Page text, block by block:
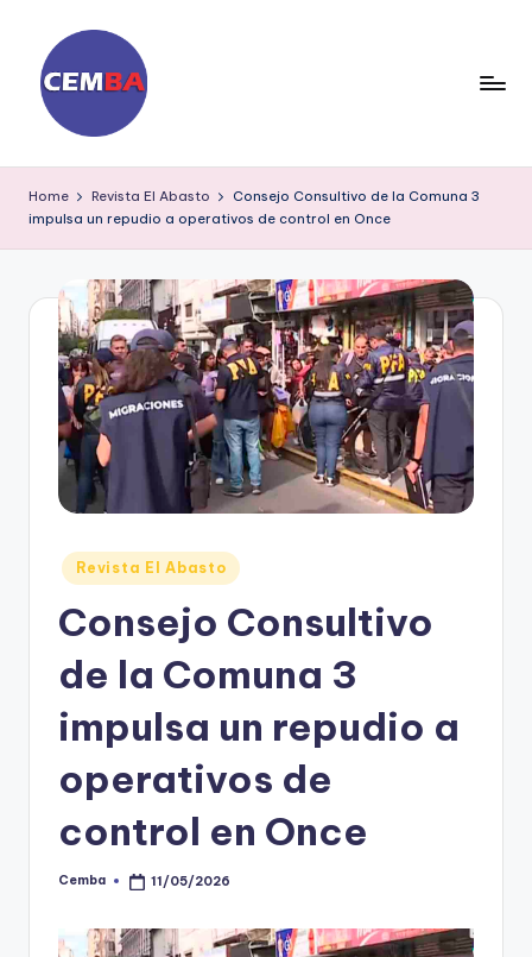
content
ia
ri
C
E
M
B
A
Home Revista El Abasto
Consejo Consultivo de la Comuna 3
impulsa un repudio a operativos de control en Once
Posted
in
Revista El Abasto
Consejo Consultivo
de la Comuna 3
impulsa un repudio a
operativos de
control en Once
Posted
Cemba 11/05/2026